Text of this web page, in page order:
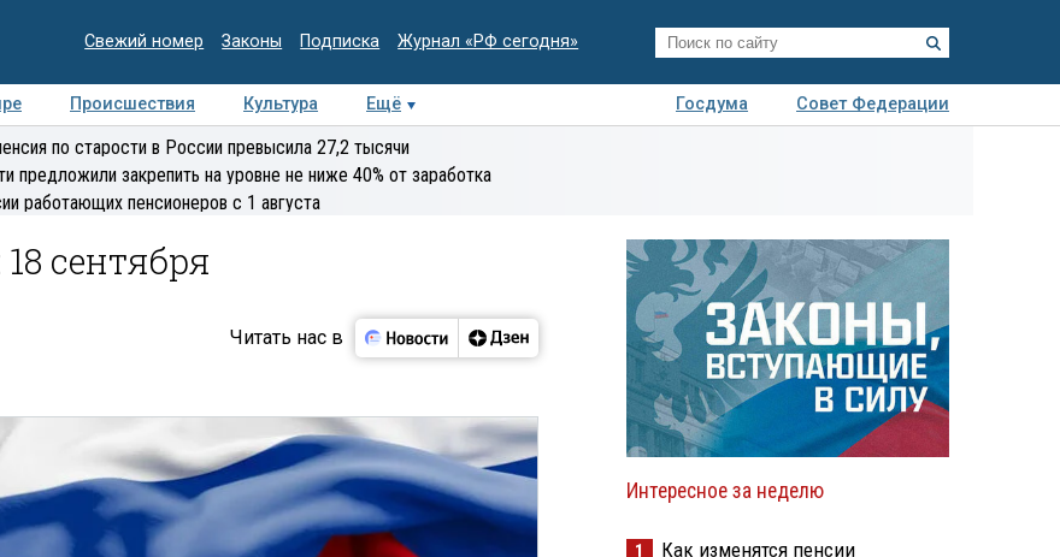
Свежий номер Законы Подписка Журнал «РФ сегодня»
Происшествия Культура Ещё Госдума
Совет Федерации
Медиацентр Интервью Колумнисты
экспертиза
по старости в России превысила 27,2 тысячи
предложили закрепить на уровне не ниже 40% от заработка
работающих пенсионеров с 1 августа
сентября
Читать нас в
Интересное за неделю
1
Как изменятся пенсии